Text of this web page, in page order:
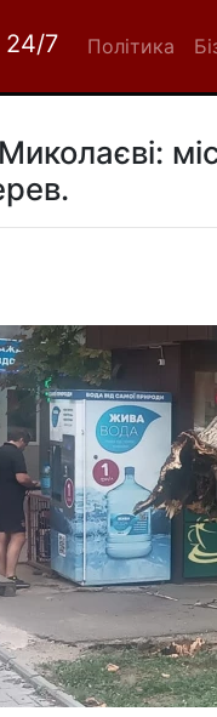
24/7 Політика